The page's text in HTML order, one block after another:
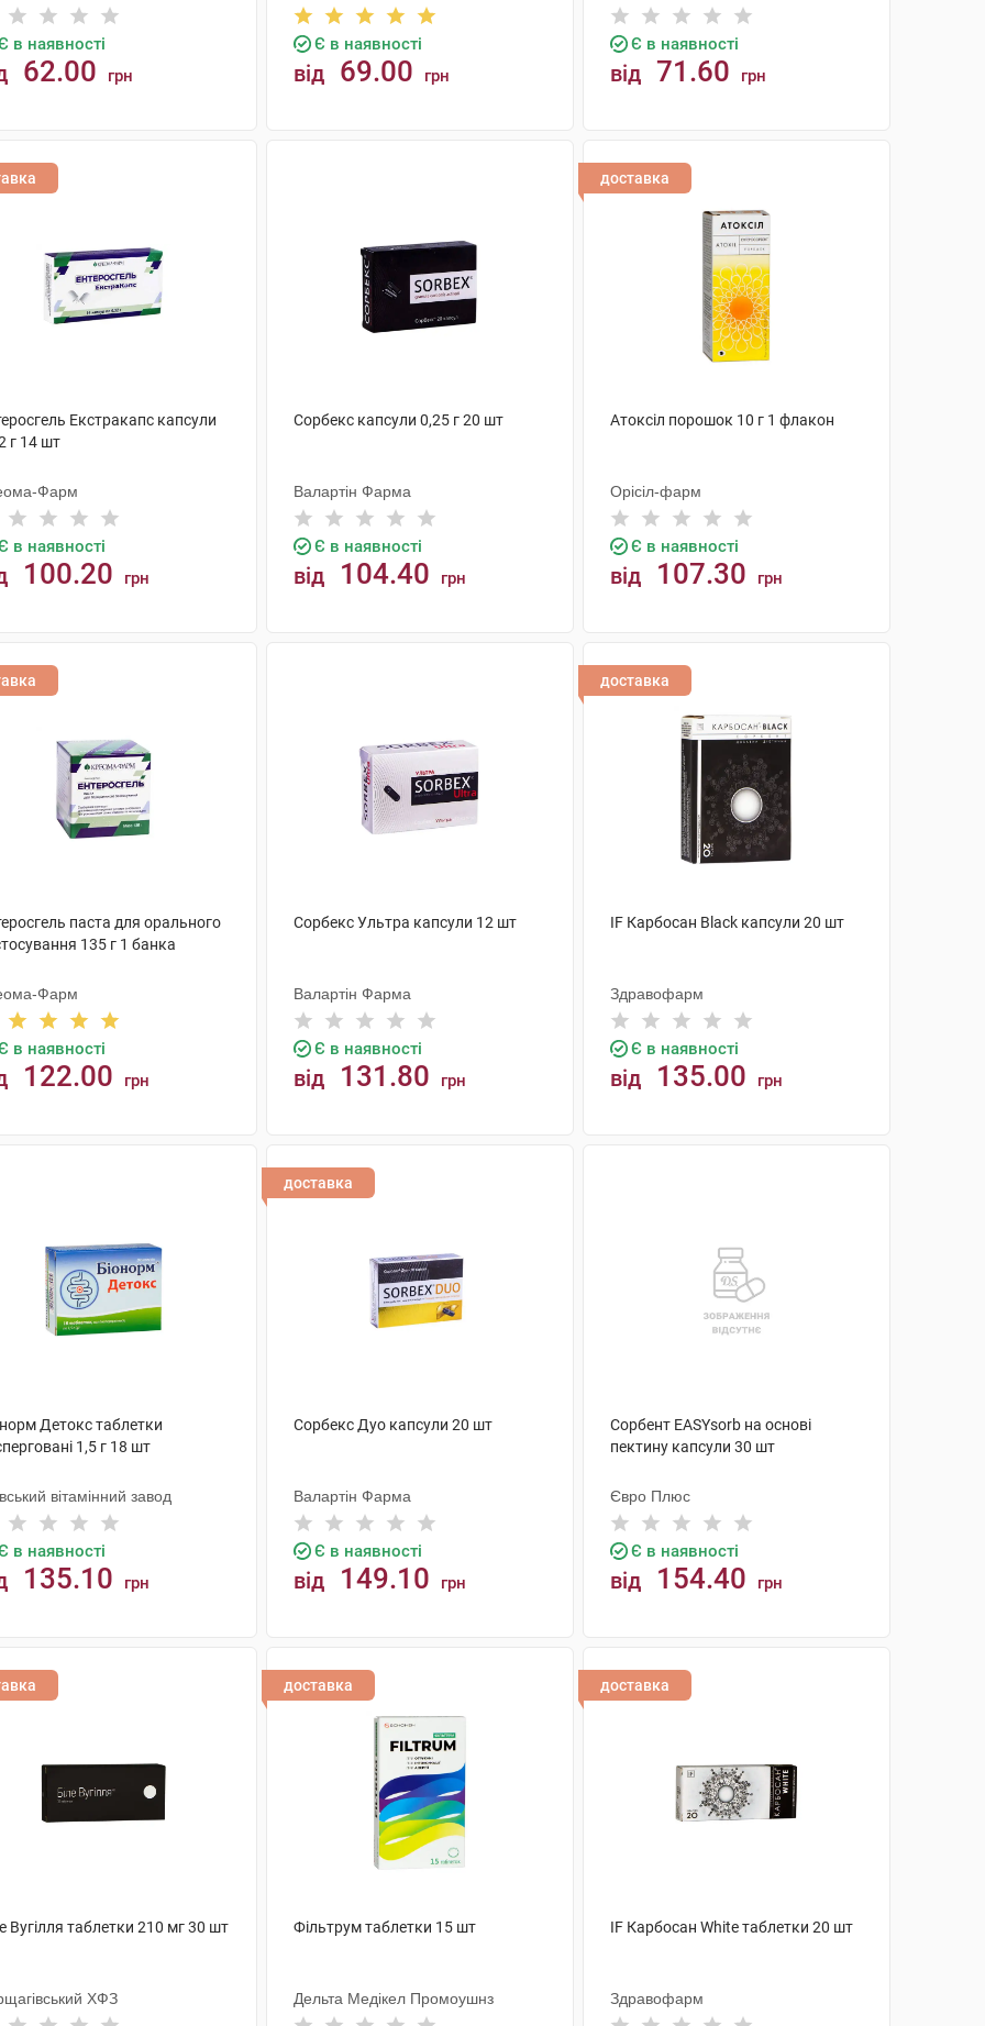
в наявності
62.00 грн
Є в наявності
від 69.00 грн
Є в наявності
від 71.60 грн
Екстракапс капсули
г 14 шт
Фарм
в наявності
100.20 грн
Сорбекс капсули 0,25 г 20 шт
Валартін Фарма
Є в наявності
від 104.40 грн
доставка
Атоксіл порошок 10 г 1 флакон
Орісіл-фарм
Є в наявності
від 107.30 грн
паста для орального
135 г 1 банка
Фарм
в наявності
122.00 грн
Сорбекс Ультра капсули 12 шт
Валартін Фарма
Є в наявності
від 131.80 грн
доставка
IF Карбосан Black капсули 20 шт
Здравофарм
Є в наявності
від 135.00 грн
Детокс таблетки
1,5 г 18 шт
вітамінний завод
в наявності
135.10 грн
доставка
Сорбекс Дуо капсули 20 шт
Валартін Фарма
Є в наявності
від 149.10 грн
Сорбент EASYsorb на основі
пектину капсули 30 шт
Євро Плюс
Є в наявності
від 154.40 грн
Вугілля таблетки 210 мг 30 шт
ХФЗ
доставка
Фільтрум таблетки 15 шт
Дельта Медікел Промоушнз
доставка
IF Карбосан White таблетки 20 шт
Здравофарм